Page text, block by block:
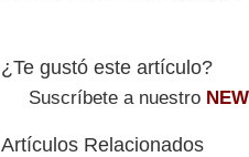
¿Te gustó este artículo?
Suscríbete a nuestro
Artículos Relacionados